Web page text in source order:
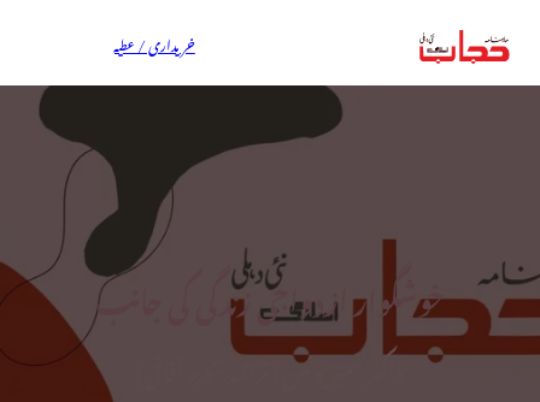
خریداری / عطیہ
خوشگوار ازدواجی زندگی کی جانب
ڈاکٹر سمیر یونس (ترجمہ:تنویر آفاقی)